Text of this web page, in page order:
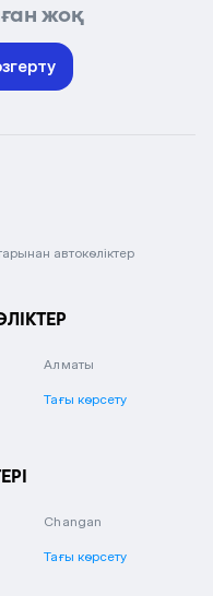
жоқ
автокөліктер
Алматы
Тағы көрсету
Changan
Тағы көрсету